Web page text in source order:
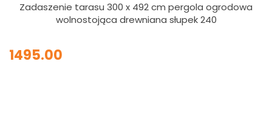
Zadaszenie tarasu 300 x 492 cm pergola ogrodowa
wolnostojąca drewniana słupek 240
1495.00